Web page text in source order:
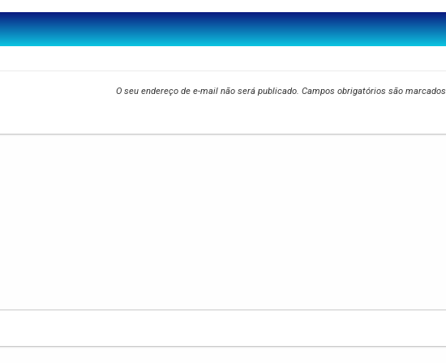
O seu endereço de e-mail não será publicado. Campos obrigatórios são